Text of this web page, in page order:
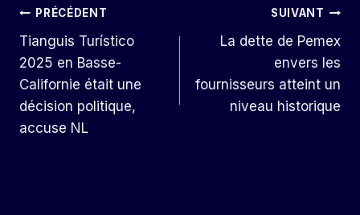
Navigation
De
L’article
PRÉCÉDENT
Tianguis Turístico
2025 en Basse-
Californie était une
décision politique,
accuse NL
SUIVANT
La dette de Pemex
envers les
fournisseurs atteint un
niveau historique